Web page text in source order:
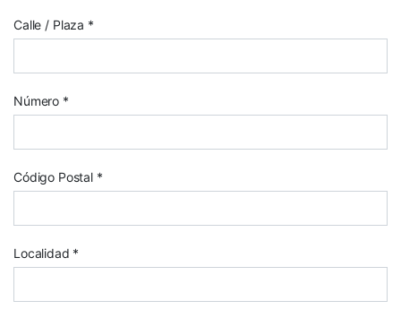
Calle / Plaza *
Número *
Código Postal *
Localidad *